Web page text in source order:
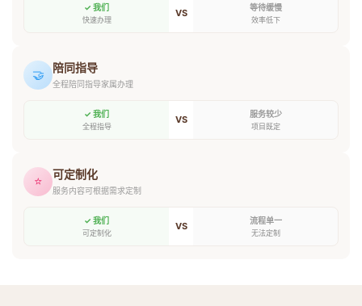
✓ 我们
快速办理
VS 等待缓慢
效率低下
🤝 陪同指导
全程陪同指导家属办理
✓ 我们
全程指导
VS 服务较少
项目既定
⭐ 可定制化
服务内容可根据需求定制
✓ 我们
可定制化
VS 流程单一
无法定制